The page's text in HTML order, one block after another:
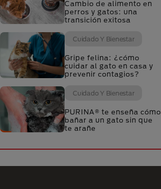
Cambio de alimento en
perros y gatos: una
transición exitosa
Cuidado Y Bienestar
Gripe felina: ¿cómo
cuidar al gato en casa y
prevenir contagios?
Cuidado Y Bienestar
PURINA® te enseña cómo
bañar a un gato sin que
te arañe